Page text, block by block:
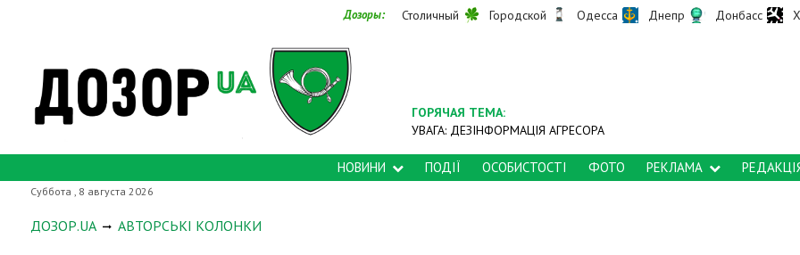
Дозоры: Столичный Городской Одесса Днепр Донбасс
ГОРЯЧАЯ ТЕМА:
УВАГА: ДЕЗІНФОРМАЦІЯ АГРЕСОРА
НОВИНИ ПОДІЇ ОСОБИСТОСТІ ФОТО РЕКЛАМА
Суббота , 8 августа 2026
ДОЗОР.UA АВТОРСЬКІ КОЛОНКИ